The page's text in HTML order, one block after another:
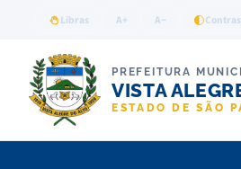
Libras A+ A−
PREFEITURA
VISTA
ESTADO DE SÃO